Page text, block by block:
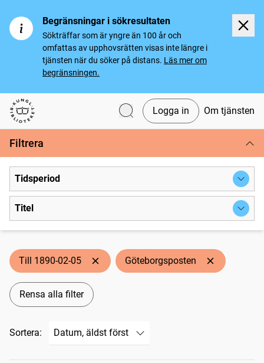
Begränsningar i sökresultaten
Sökträffar som är yngre än 100 år och
omfattas av upphovsrätten visas inte längre i
tjänsten när du söker på distans. Läs mer om
begränsningen.
Svenska tidningar
Logga in Om tjänsten
Filtrera
Tidsperiod
Titel
Till 1890-02-05 Göteborgsposten
Rensa alla filter
Sortera: